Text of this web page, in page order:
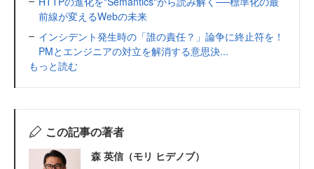
前線が変えるWebの未来
インシデント発生時の「誰の責任？」論争に終止符を！
PMとエンジニアの対立を解消する意思決...
もっと読む
この記事の著者
森 英信（モリ ヒデノブ）